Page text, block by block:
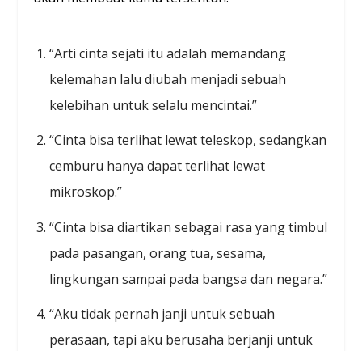
“Arti cinta sejati itu adalah memandang
kelemahan lalu diubah menjadi sebuah
kelebihan untuk selalu mencintai.”
“Cinta bisa terlihat lewat teleskop, sedangkan
cemburu hanya dapat terlihat lewat
mikroskop.”
“Cinta bisa diartikan sebagai rasa yang timbul
pada pasangan, orang tua, sesama,
lingkungan sampai pada bangsa dan negara.”
“Aku tidak pernah janji untuk sebuah
perasaan, tapi aku berusaha berjanji untuk